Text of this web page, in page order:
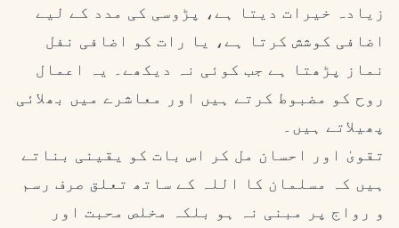
زیادہ خیرات دیتا ہے، پڑوسی کی مدد کے لیے
اضافی کوشش کرتا ہے، یا رات کو اضافی نفل
نماز پڑھتا ہے جب کوئی نہ دیکھے۔ یہ اعمال
روح کو مضبوط کرتے ہیں اور معاشرے میں بھلائی
پھیلاتے ہیں۔
تقویٰ اور احسان مل کر اس بات کو یقینی بناتے
ہیں کہ مسلمان کا اللہ کے ساتھ تعلق صرف رسم
و رواج پر مبنی نہ ہو بلکہ مخلص محبت اور